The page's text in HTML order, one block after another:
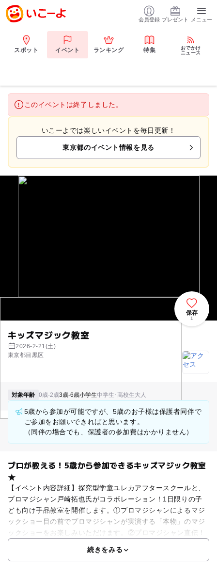
会員登録 プレゼント メニュー
スポット イベント ランキング 特集
おでかけ
ニュース
このイベントは終了しました。
いこーよでは楽しいイベントを毎日更新！
東京都のイベント情報を見る
キッズマジック教室
2026-2-21(土)
東京都目黒区
保存
1
対象年齢 0歳-2歳3歳-6歳小学生中学生･高校生大人
5歳から参加が可能ですが、5歳のお子様は保護者同伴で
ご参加をお願いできればと思います。
（同伴の場合でも、保護者の参加費はかかりません）
プロが教える！5歳から参加できるキッズマジック教室
★
【イベント内容詳細】探究型学童ユレカアフタースクールと、
プロマジシャン戸崎拓也氏がコラボレーション！1日限りの子
ども向け手品教室を開催します。①プロマジシャンによるマジ
ックショー目の前でプロマジシャンが実演する「本物」のマジ
ックショーをお楽しみいただけます。②プロマジシャン直伝！
続きをみる